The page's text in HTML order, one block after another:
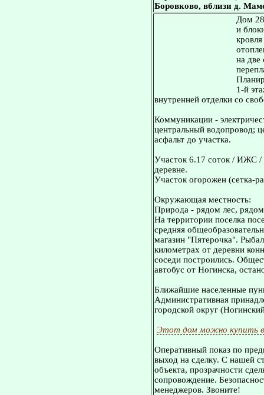
Боровково, вблизи д.
Дом
и
на
1-й
внутренней отделки со
Коммуникации -
центральный водопровод;
асфальт до участка.
Участок 6.17 соток / ИЖС /
деревне.
Участок огорожен (сетка-
Окружающая местность:
Природа - рядом лес,
На территории поселка
средняя
магазин "Пятерочка".
километрах от деревни
соседи построились.
автобус от Ногинска,
Ближайшие населенные
Административная
городской округ
Этот дом можно купить
Оперативный показ по
выход на сделку. С нашей
объекта, прозрачности
сопровождение.
менеджеров. Звоните!